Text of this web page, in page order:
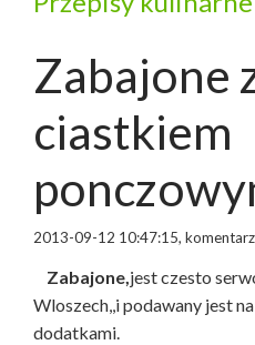
Zabajone
ciastkiem
2013-09-12 10:47:15,
Zabajone,jest czesto
Wloszech,,i podawany jest
dodatkami.